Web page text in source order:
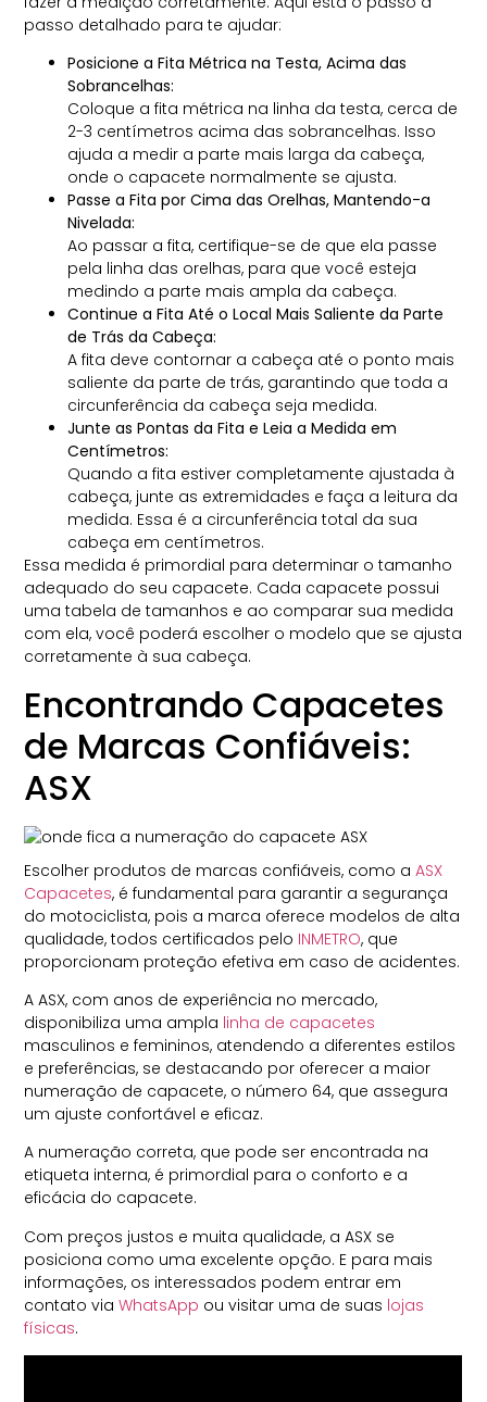
passo detalhado para te ajudar:
Posicione a Fita Métrica na Testa, Acima das
Sobrancelhas:
Coloque a fita métrica na linha da testa, cerca de
2-3 centímetros acima das sobrancelhas. Isso
ajuda a medir a parte mais larga da cabeça,
onde o capacete normalmente se ajusta.
Passe a Fita por Cima das Orelhas, Mantendo-a
Nivelada:
Ao passar a fita, certifique-se de que ela passe
pela linha das orelhas, para que você esteja
medindo a parte mais ampla da cabeça.
Continue a Fita Até o Local Mais Saliente da Parte
de Trás da Cabeça:
A fita deve contornar a cabeça até o ponto mais
saliente da parte de trás, garantindo que toda a
circunferência da cabeça seja medida.
Junte as Pontas da Fita e Leia a Medida em
Centímetros:
Quando a fita estiver completamente ajustada à
cabeça, junte as extremidades e faça a leitura da
medida. Essa é a circunferência total da sua
cabeça em centímetros.
Essa medida é primordial para determinar o tamanho
adequado do seu capacete. Cada capacete possui
uma tabela de tamanhos e ao comparar sua medida
com ela, você poderá escolher o modelo que se ajusta
corretamente à sua cabeça.
Encontrando Capacetes
de Marcas Confiáveis:
ASX
Escolher produtos de marcas confiáveis, como aASX
Capacetes, é fundamental para garantir a segurança
do motociclista, pois a marca oferece modelos de alta
qualidade, todos certificados pelo INMETRO, que
proporcionam proteção efetiva em caso de acidentes.
A ASX, com anos de experiência no mercado,
disponibiliza uma ampla linha de capacetes
masculinos e femininos, atendendo a diferentes estilos
e preferências, se destacando por oferecer a maior
numeração de capacete, o número 64, que assegura
um ajuste confortável e eficaz.
A numeração correta, que pode ser encontrada na
etiqueta interna, é primordial para o conforto e a
eficácia do capacete.
Com preços justos e muita qualidade, a ASX se
posiciona como uma excelente opção. E para mais
informações, os interessados podem entrar em
contato viaWhatsApp ou visitar uma de suas lojas
físicas.